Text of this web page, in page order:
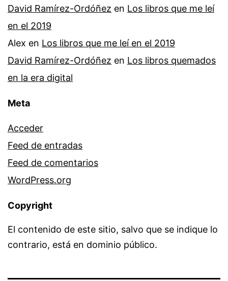
David Ramírez-Ordóñez en Los libros que me leí
en el 2019
Alex en Los libros que me leí en el 2019
David Ramírez-Ordóñez en Los libros quemados
en la era digital
Meta
Acceder
Feed de entradas
Feed de comentarios
WordPress.org
Copyright
El contenido de este sitio, salvo que se indique lo
contrario, está en dominio público.